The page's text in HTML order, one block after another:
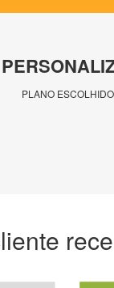
PLANO ESCOLHIDO